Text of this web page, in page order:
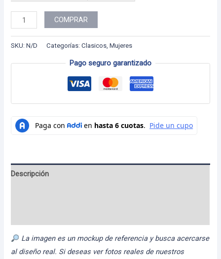
Dama
-
98
COMPRAR
SKU:N/D Categorías:Clasicos ,Mujeres
Pago seguro garantizado
Descripción
La imagen es un mockup de referencia y busca acercarse
al diseño real. Si deseas ver fotos reales de nuestros